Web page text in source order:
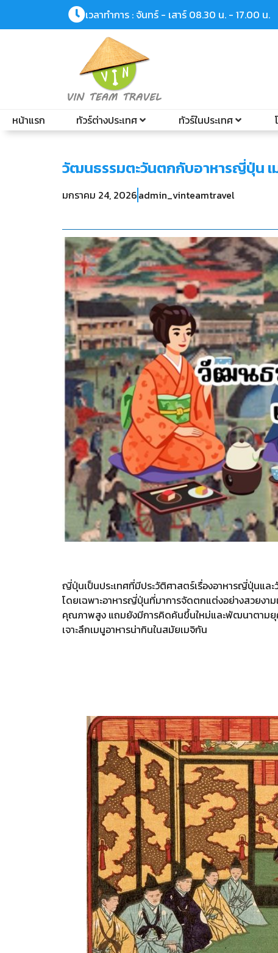
เวลาทำการ : จันทร์ - เสาร์ 08.30 น. - 17.00 น.
หน้าแรก ทัวร์ต่างประเทศ ทัวร์ในประเทศ
วัฒนธรรมตะวันตกกับอาหารญี่ปุ่น เ
มกราคม 24, 2026admin_vinteamtravel
ญี่ปุ่นเป็นประเทศที่มีประวัติศาสตร์เรื่องอาหารญี่ปุ่นแ
โดยเฉพาะอาหารญี่ปุ่นที่มาการจัดตกแต่งอย่างสวยง
คุณภาพสูง แถมยังมีการคิดค้นขึ้นใหม่และพัฒนาตามยุค
เจาะลึกเมนูอาหารน่ากินในสมัยเมจิกัน